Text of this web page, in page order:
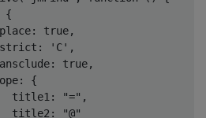
{
: true,
: 'C' ,
: true,
:
{
title1
: "=" ,
title2
: "@"